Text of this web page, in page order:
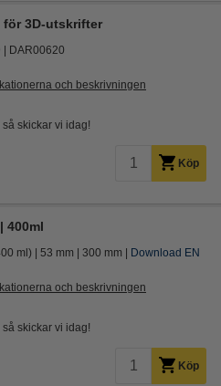
för 3D-utskrifter
DAR00620
och beskrivningen
så skickar vi idag!
Köp
400ml
ml) 53 mm 300 mm Download EN
och beskrivningen
så skickar vi idag!
Köp